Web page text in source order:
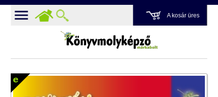
A kosár üres